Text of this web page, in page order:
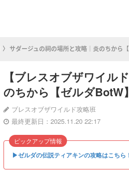
サダージュの祠の場所と攻略｜炎のちから
【ブレスオブザワイル
のちから【ゼルダBotW】
ブレスオブザワイルド攻略班
最終更新日：2025.11.20 22:17
▶︎ゼルダの伝説ティアキンの攻略はこちら！
ピックアップ情報